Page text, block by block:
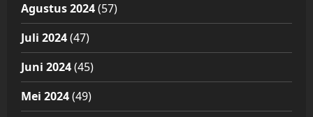
Agustus 2024(57)
Juli 2024(47)
Juni 2024(45)
Mei 2024(49)